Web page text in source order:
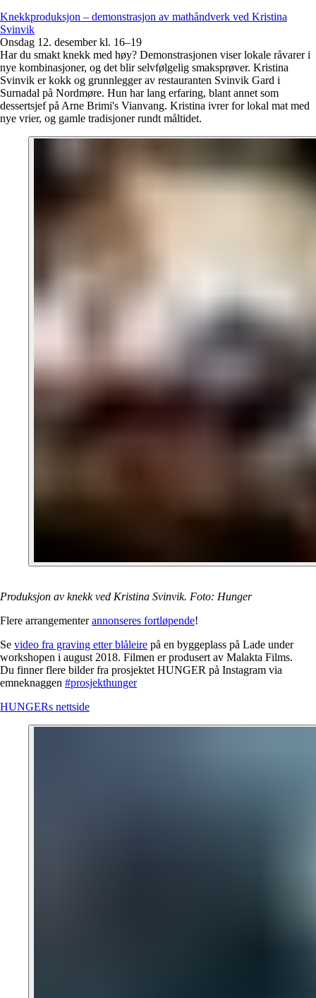
Knekkproduksjon – demonstrasjon av mathåndverk ved Kristina
Svinvik
Onsdag 12. desember kl. 16–19
Har du smakt knekk med høy? Demonstrasjonen viser lokale råvarer i
nye kombinasjoner, og det blir selvfølgelig smaksprøver. Kristina
Svinvik er kokk og grunnlegger av restauranten Svinvik Gard i
Surnadal på Nordmøre. Hun har lang erfaring, blant annet som
dessertsjef på Arne Brimi's Vianvang. Kristina ivrer for lokal mat med
nye vrier, og gamle tradisjoner rundt måltidet.
Produksjon av knekk ved Kristina Svinvik. Foto: Hunger
Flere arrangementerannonseres fortløpende!
Se video fra graving etter blåleire på en byggeplass på Lade under
workshopen i august 2018. Filmen er produsert av Malakta Films.
Du finner flere bilder fra prosjektet HUNGER på Instagram via
emneknaggen #prosjekthunger
HUNGERs nettside